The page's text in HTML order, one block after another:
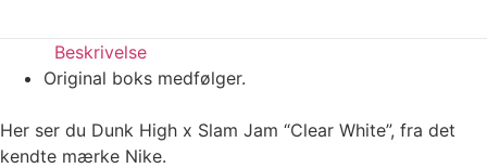
Beskrivelse
Original boks medfølger.
Her ser du Dunk High x Slam Jam “Clear White”, fra det
kendte mærke Nike.